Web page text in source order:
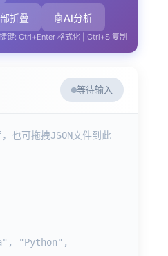
折叠 🤖AI分析
键: Ctrl+Enter 格式化 | Ctrl+S 复制
等待输入